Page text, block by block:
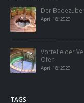
Der
April 18, 2020
Vorteile der
Ofen
April 18, 2020
TAGS